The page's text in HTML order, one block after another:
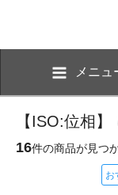
メニュ
【ISO:位相
16件の商品が見つ
お